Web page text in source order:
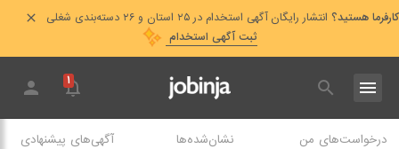
کارفرما هستید؟ انتشار رایگان آگهی استخدام در ۲۵ استان و ۲۶ دسته‌بندی شغلی
ثبت آگهی استخدام
۱
درخواست‌های من نشان‌شده‌ها آگهی‌های پیشنهادی